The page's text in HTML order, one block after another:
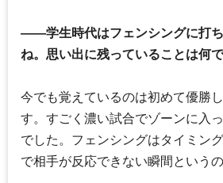
――学生時代はフェンシングに打
ね。思い出に残っていることは何
今でも覚えているのは初めて優勝
す。すごく濃い試合でゾーンに入
でした。フェンシングはタイミン
で相手が反応できない瞬間というの